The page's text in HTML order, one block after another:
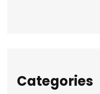
Categories